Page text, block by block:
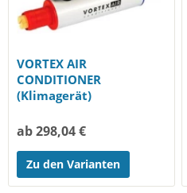
VORTEX AIR
CONDITIONER
(Klimagerät)
ab 298,04 €
Zu den Varianten